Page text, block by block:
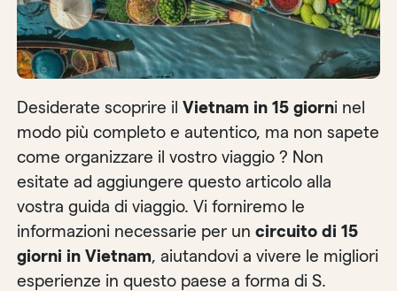
Desiderate scoprire ilVietnam in 15 giorni nel
modo più completo e autentico, ma non sapete
come organizzare il vostro viaggio ? Non
esitate ad aggiungere questo articolo alla
vostra guida di viaggio. Vi forniremo le
informazioni necessarie per uncircuito di 15
giorni in Vietnam, aiutandovi a vivere le migliori
esperienze in questo paese a forma di S.